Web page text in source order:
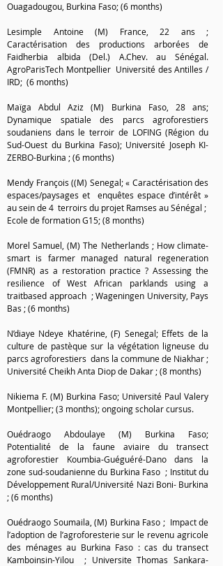
Ouagadougou, Burkina Faso; (6 months)
Lesimple Antoine (M) France, 22 ans ;
Caractérisation des productions arborées de
Faidherbia albida (Del.) A.Chev. au Sénégal.
AgroParisTech Montpellier Université des Antilles /
IRD; (6 months)
Maïga Abdul Aziz (M) Burkina Faso, 28 ans;
Dynamique spatiale des parcs agroforestiers
soudaniens dans le terroir de LOFING (Région du
Sud-Ouest du Burkina Faso); Université Joseph KI-
ZERBO-Burkina ; (6 months)
Mendy François ((M) Senegal; « Caractérisation des
espaces/paysages et enquêtes espace d’intérêt »
au sein de 4 terroirs du projet Ramses au Sénégal ;
Ecole de formation G15; (8 months)
Morel Samuel, (M) The Netherlands ; How climate-
smart is farmer managed natural regeneration
(FMNR) as a restoration practice ? Assessing the
resilience of West African parklands using a
traitbased approach ; Wageningen University, Pays
Bas ; (6 months)
N’diaye Ndeye Khatérine, (F) Senegal; Effets de la
culture de pastèque sur la végétation ligneuse du
parcs agroforestiers dans la commune de Niakhar ;
Université Cheikh Anta Diop de Dakar ; (8 months)
Nikiema F. (M) Burkina Faso; Université Paul Valery
Montpellier; (3 months); ongoing scholar cursus.
Ouédraogo Abdoulaye (M) Burkina Faso;
Potentialité de la faune aviaire du transect
agroforestier Koumbia-Guéguéré-Dano dans la
zone sud-soudanienne du Burkina Faso ; Institut du
Développement Rural/Université Nazi Boni- Burkina
; (6 months)
Ouédraogo Soumaila, (M) Burkina Faso ; Impact de
l’adoption de l’agroforesterie sur le revenu agricole
des ménages au Burkina Faso : cas du transect
Kamboinsin-Yilou ; Universite Thomas Sankara-